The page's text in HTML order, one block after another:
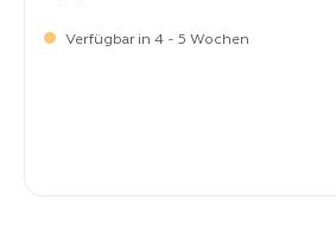
Verfügbar in 4 - 5 Wochen